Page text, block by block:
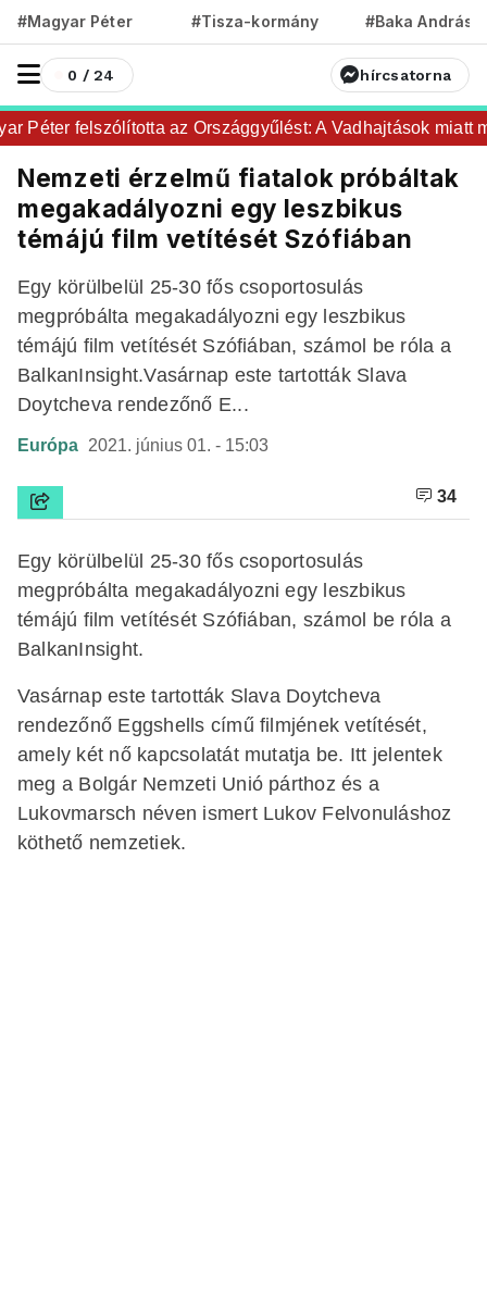
#Magyar Péter #Tisza-kormány #Baka András
0 / 24 hírcsatorna
Péter felszólította az Országgyűlést: A Vadhajtások miatt
Nemzeti érzelmű fiatalok próbáltak
megakadályozni egy leszbikus
témájú film vetítését Szófiában
Egy körülbelül 25-30 fős csoportosulás
megpróbálta megakadályozni egy leszbikus
témájú film vetítését Szófiában, számol be róla a
BalkanInsight.Vasárnap este tartották Slava
Doytcheva rendezőnő E...
Európa 2021. június 01. - 15:03
34
Egy körülbelül 25-30 fős csoportosulás
megpróbálta megakadályozni egy leszbikus
témájú film vetítését Szófiában, számol be róla a
BalkanInsight.
Vasárnap este tartották Slava Doytcheva
rendezőnő Eggshells című filmjének vetítését,
amely két nő kapcsolatát mutatja be. Itt jelentek
meg a Bolgár Nemzeti Unió párthoz és a
Lukovmarsch néven ismert Lukov Felvonuláshoz
köthető nemzetiek.